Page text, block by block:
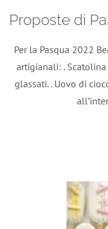
Proposte di
Per la Pasqua 2022
artigianali: .
glassati. . Uovo di